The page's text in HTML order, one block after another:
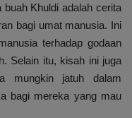
Khuldi adalah cerita
bagi umat manusia. Ini
terhadap godaan
Selain itu, kisah ini juga
mungkin jatuh dalam
bagi mereka yang mau